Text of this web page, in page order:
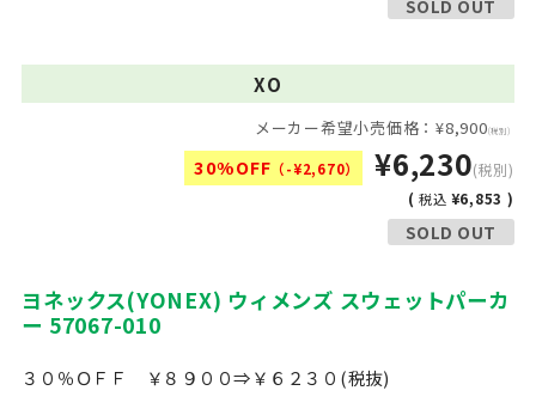
SOLD OUT
XO
メーカー希望小売価格：¥8,900(税別)
30%OFF （-¥2,670） ¥6,230(税別)
(税込 ¥6,853 )
SOLD OUT
ヨネックス(YONEX) ウィメンズ スウェットパーカ
ー 57067-010
３０％ＯＦＦ ￥８９００⇒￥６２３０(税抜)